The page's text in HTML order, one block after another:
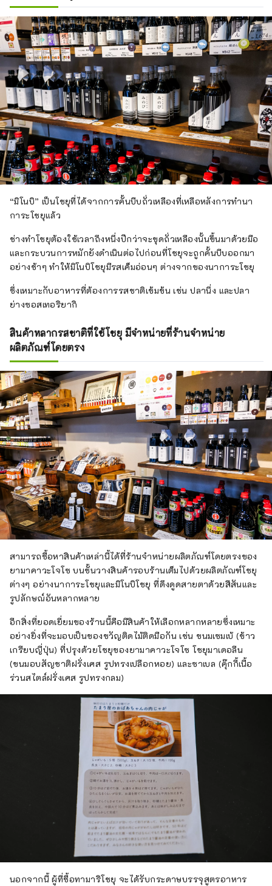
“มิโนบิ” เป็นโชยุที่ได้จากการคั้นบีบถั่วเหลืองที่เหลือหลังการทำนา
การะโชยุแล้ว
ช่างทำโชยุต้องใช้เวลาถึงหนึ่งปีกว่าจะขุดถั่วเหลืองนั้นขึ้นมาด้วยมือ
และกระบวนการหมักยังดำเนินต่อไปก่อนที่โชยุจะถูกคั้นบีบออกมา
อย่างช้าๆ ทำให้มิโนบิโชยุมีรสเค็มอ่อนๆ ต่างจากของนาการะโชยุ
ซึ่งเหมาะกับอาหารที่ต้องการรสชาติเข้มข้น เช่น ปลานึ่ง และปลา
ย่างซอสเทอริยากิ
สินค้าหลากรสชาติที่ใช้โชยุ มีจำหน่ายที่ร้านจำหน่าย
ผลิตภัณฑ์โดยตรง
สามารถซื้อหาสินค้าเหล่านี้ได้ที่ร้านจำหน่ายผลิตภัณฑ์โดยตรงของ
ยามาคาวะโจโซ บนชั้นวางสินค้ารอบร้านเต็มไปด้วยผลิตภัณฑ์โชยุ
ต่างๆ อย่างนาการะโชยุและมิโนบิโชยุ ที่ดึงดูดสายตาด้วยสีสันและ
รูปลักษณ์อันหลากหลาย
อีกสิ่งที่ยอดเยี่ยมของร้านนี้คือมีสินค้าให้เลือกหลากหลายซึ่งเหมาะ
อย่างยิ่งที่จะมอบเป็นของขวัญติดไม้ติดมือกัน เช่น ขนมเซมเบ้ (ข้าว
เกรียบญี่ปุ่น) ที่ปรุงด้วยโชยุของยามาคาวะโจโซ โชยุมาเดอลีน
(ขนมอบสัญชาติฝรั่งเศส รูปทรงเปลือกหอย) และซาเบล (คุ๊กกี้เนื้อ
ร่วนสไตล์ฝรั่งเศส รูปทรงกลม)
นอกจากนี้ ผู้ที่ซื้อทามาริโชยุ จะได้รับกระดาษบรรจุสูตรอาหาร